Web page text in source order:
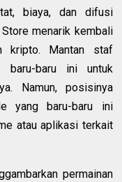
biaya, dan difusi
menarik kembali
kripto. Mantan staf
baru-baru ini untuk
Namun, posisinya
yang baru-baru ini
atau aplikasi terkait
permainan